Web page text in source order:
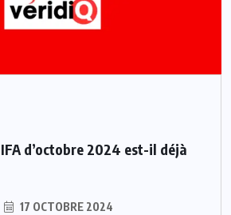
d’octobre 2024 est-il déjà
17 OCTOBRE 2024